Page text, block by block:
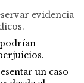
evidencia
un caso